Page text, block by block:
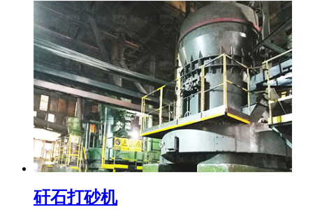
矸石打砂机